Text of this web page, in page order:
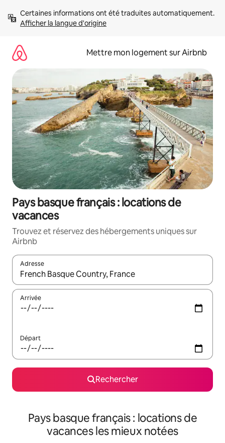
directement
Afficher la langue d'origine
Mettre mon logement sur Airbnb
Pays basque français : locations de
vacances
Trouvez et réservez des hébergements uniques sur
Airbnb
Adresse
Lorsque les résultats s'affichent, utilisez les flèches vers le
Arrivée
Départ
Rechercher
Pays basque français : locations de
vacances les mieux notées